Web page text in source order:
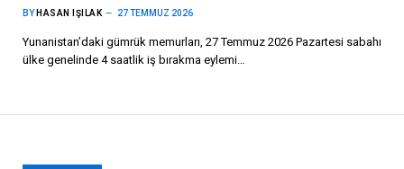
BY HASAN IŞILAK 27 TEMMUZ 2026
Yunanistan’daki gümrük memurları, 27 Temmuz 2026 Pazartesi sabahı
ülke genelinde 4 saatlik iş bırakma eylemi…